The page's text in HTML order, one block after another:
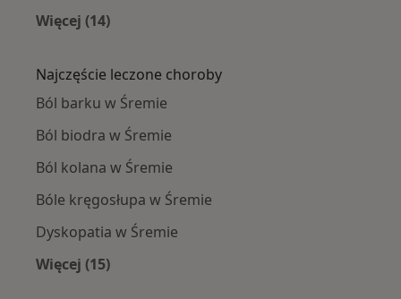
Więcej (14)
Najczęście leczone choroby
Ból barku w Śremie
Ból biodra w Śremie
Ból kolana w Śremie
Bóle kręgosłupa w Śremie
Dyskopatia w Śremie
Więcej (15)